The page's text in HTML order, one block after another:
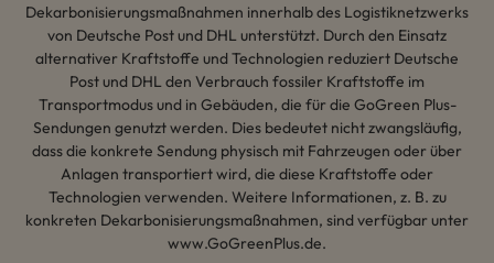
Dekarbonisierungsmaßnahmen innerhalb des Logistiknetzwerks
von Deutsche Post und DHL unterstützt. Durch den Einsatz
alternativer Kraftstoffe und Technologien reduziert Deutsche
Post und DHL den Verbrauch fossiler Kraftstoffe im
Transportmodus und in Gebäuden, die für die GoGreen Plus-
Sendungen genutzt werden. Dies bedeutet nicht zwangsläufig,
dass die konkrete Sendung physisch mit Fahrzeugen oder über
Anlagen transportiert wird, die diese Kraftstoffe oder
Technologien verwenden. Weitere Informationen, z. B. zu
konkreten Dekarbonisierungsmaßnahmen, sind verfügbar unter
www.GoGreenPlus.de.